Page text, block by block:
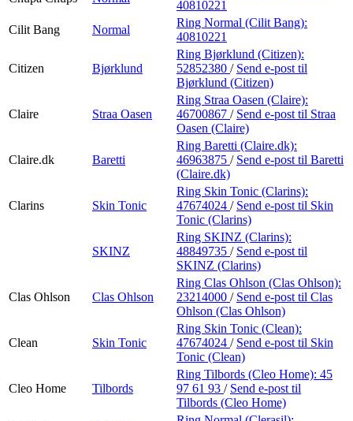
40810221
Cilit Bang
Normal
Ring Normal (Cilit Bang):
40810221
Citizen Bjørklund
Ring Bjørklund (Citizen):
52852380 / Send e-post til
Bjørklund (Citizen)
Claire Straa Oasen
Ring Straa Oasen (Claire):
46700867 / Send e-post til Straa
Oasen (Claire)
Claire.dk Baretti
Ring Baretti (Claire.dk):
46963875 / Send e-post til Baretti
(Claire.dk)
Clarins Skin Tonic
Ring Skin Tonic (Clarins):
47674024 / Send e-post til Skin
Tonic (Clarins)
SKINZ
Ring SKINZ (Clarins):
48849735 / Send e-post til
SKINZ (Clarins)
Clas Ohlson Clas Ohlson
Ring Clas Ohlson (Clas Ohlson):
23214000 / Send e-post til Clas
Ohlson (Clas Ohlson)
Clean Skin Tonic
Ring Skin Tonic (Clean):
47674024 / Send e-post til Skin
Tonic (Clean)
Cleo Home Tilbords
Ring Tilbords (Cleo Home): 45
97 61 93 / Send e-post til
Tilbords (Cleo Home)